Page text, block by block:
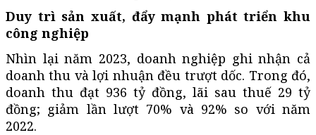
Duy trì sản xuất, đẩy mạnh phát triển khu
công nghiệp
Nhìn lại năm 2023, doanh nghiệp ghi nhận cả
doanh thu và lợi nhuận đều trượt dốc. Trong đó,
doanh thu đạt 936 tỷ đồng, lãi sau thuế 29 tỷ
đồng; giảm lần lượt 70% và 92% so với năm
2022.